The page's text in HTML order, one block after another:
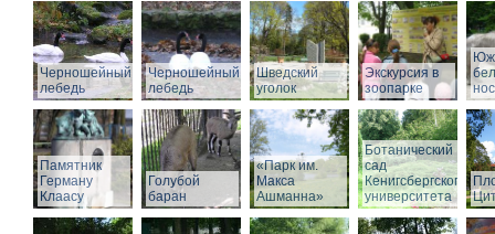
Черношейный
лебедь
Черношейный
лебедь
Шведский
уголок
Экскурсия в
зоопарке
Памятник
Герману
Клаасу
Голубой
баран
«Парк им.
Макса
Ашманна»
Ботанический
сад
Кенигсбергского
университета